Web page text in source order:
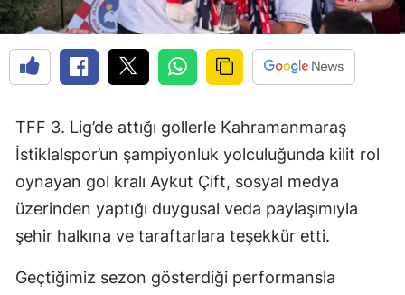
TFF 3. Lig’de attığı gollerle Kahramanmaraş
İstiklalspor’un şampiyonluk yolculuğunda kilit rol
oynayan gol kralı Aykut Çift, sosyal medya
üzerinden yaptığı duygusal veda paylaşımıyla
şehir halkına ve taraftarlara teşekkür etti.
Geçtiğimiz sezon gösterdiği performansla